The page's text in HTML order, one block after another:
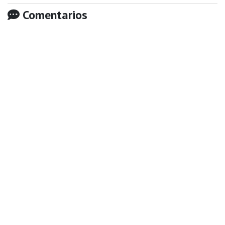
Comentarios